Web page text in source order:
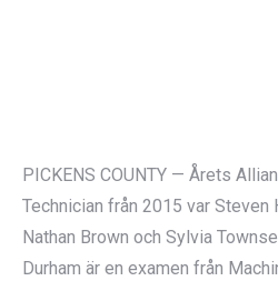
PICKENS COUNTY — Årets
Technician från 2015 var Steven
Nathan Brown och Sylvia
Durham är en examen från